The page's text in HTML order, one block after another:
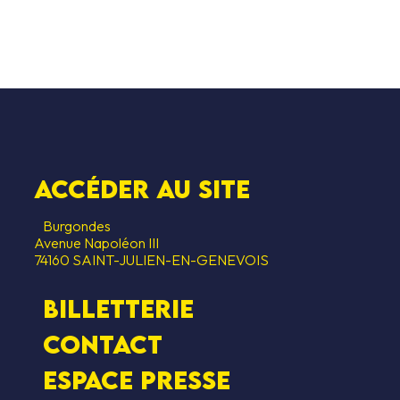
Accéder au SITE
Burgondes
Avenue Napoléon III
74160 SAINT-JULIEN-EN-GENEVOIS
Billetterie
Contact
Espace presse